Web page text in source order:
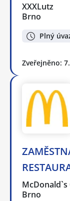
XXXLutz
Brno
Plný
Zveřejněno:
McDonald`s
Brno